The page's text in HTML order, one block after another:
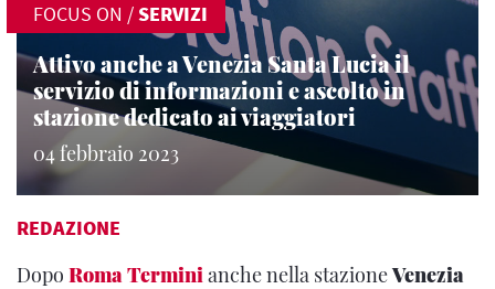
FOCUS ON /SERVIZI
Attivo anche a Venezia Santa Lucia il
servizio di informazioni e ascolto in
stazione dedicato ai viaggiatori
04 febbraio 2023
REDAZIONE
Dopo Roma Terminianche nella stazioneVenezia